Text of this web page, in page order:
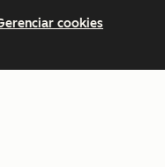
cookies